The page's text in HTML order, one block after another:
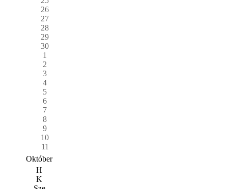
26
27
28
29
30
1
2
3
4
5
6
7
8
9
10
11
Október
H
K